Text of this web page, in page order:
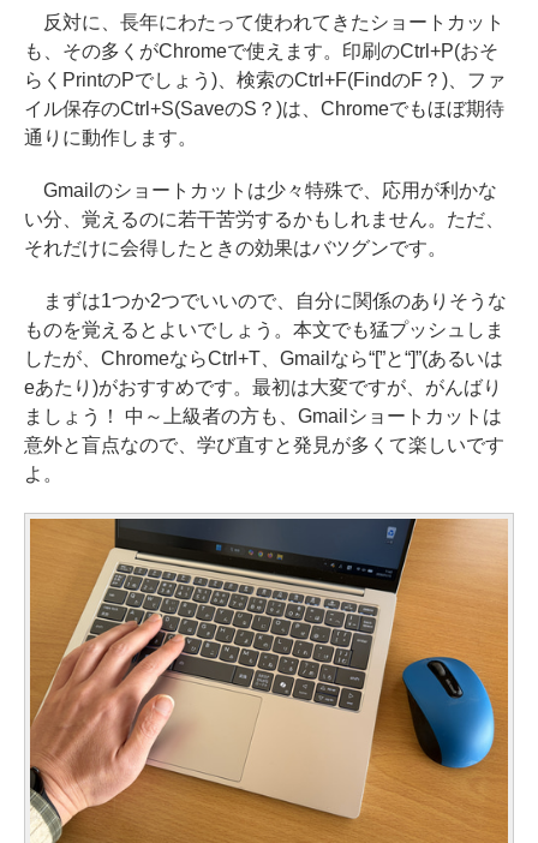
反対に、長年にわたって使われてきたショートカット
も、その多くがChromeで使えます。印刷のCtrl+P(おそ
らくPrintのPでしょう)、検索のCtrl+F(FindのF？)、ファ
イル保存のCtrl+S(SaveのS？)は、Chromeでもほぼ期待
通りに動作します。
Gmailのショートカットは少々特殊で、応用が利かな
い分、覚えるのに若干苦労するかもしれません。ただ、
それだけに会得したときの効果はバツグンです。
まずは1つか2つでいいので、自分に関係のありそうな
ものを覚えるとよいでしょう。本文でも猛プッシュしま
したが、ChromeならCtrl+T、Gmailなら“[”と“]”(あるいは
eあたり)がおすすめです。最初は大変ですが、がんばり
ましょう！ 中～上級者の方も、Gmailショートカットは
意外と盲点なので、学び直すと発見が多くて楽しいです
よ。